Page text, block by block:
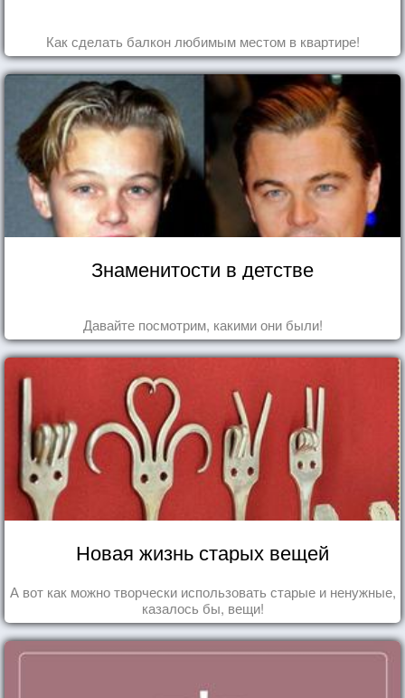
Как сделать балкон любимым местом в квартире!
Знаменитости в детстве
Давайте посмотрим, какими они были!
Новая жизнь старых вещей
А вот как можно творчески использовать старые и ненужные,
казалось бы, вещи!